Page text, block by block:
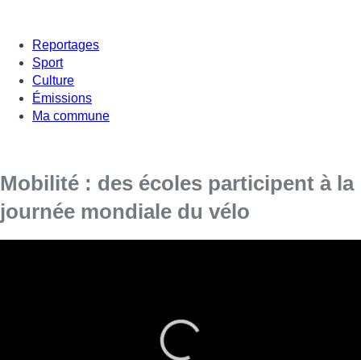
Reportages
Sport
Culture
Émissions
Ma commune
Mobilité : des écoles participent à la
journée mondiale du vélo
Reportage d’A. Bruckner et N. Scheenaerts